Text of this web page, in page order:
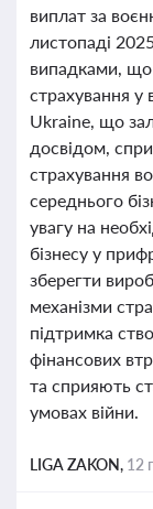
виплат за
листопаді
випадками, що
страхування
Ukraine, що
досвідом,
страхування
середнього
увагу на
бізнесу у
зберегти
механізми
підтримка
фінансових
та сприяють
умовах війни.
LIGA ZAKON, 12